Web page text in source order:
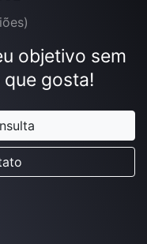
objetivo sem
gosta!